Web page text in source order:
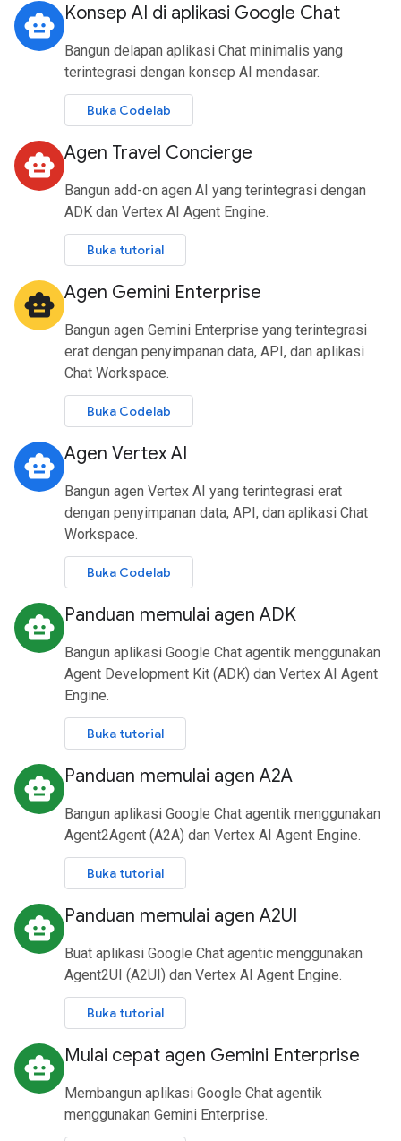
smart_toy Konsep AI di aplikasi Google Chat
Bangun delapan aplikasi Chat minimalis yang
terintegrasi dengan konsep AI mendasar.
Buka Codelab
smart_toy Agen Travel Concierge
Bangun add-on agen AI yang terintegrasi dengan
ADK dan Vertex AI Agent Engine.
Buka tutorial
smart_toy Agen Gemini Enterprise
Bangun agen Gemini Enterprise yang terintegrasi
erat dengan penyimpanan data, API, dan aplikasi
Chat Workspace.
Buka Codelab
smart_toy Agen Vertex AI
Bangun agen Vertex AI yang terintegrasi erat
dengan penyimpanan data, API, dan aplikasi Chat
Workspace.
Buka Codelab
smart_toy Panduan memulai agen ADK
Bangun aplikasi Google Chat agentik menggunakan
Agent Development Kit (ADK) dan Vertex AI Agent
Engine.
Buka tutorial
smart_toy Panduan memulai agen A2A
Bangun aplikasi Google Chat agentik menggunakan
Agent2Agent (A2A) dan Vertex AI Agent Engine.
Buka tutorial
smart_toy Panduan memulai agen A2UI
Buat aplikasi Google Chat agentic menggunakan
Agent2UI (A2UI) dan Vertex AI Agent Engine.
Buka tutorial
smart_toy Mulai cepat agen Gemini Enterprise
Membangun aplikasi Google Chat agentik
menggunakan Gemini Enterprise.